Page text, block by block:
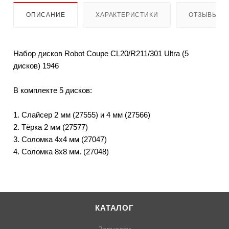
ОПИСАНИЕ ХАРАКТЕРИСТИКИ ОТЗЫВЫ
Набор дисков Robot Coupe CL20/R211/301 Ultra (5
дисков) 1946
В комплекте 5 дисков:
1. Слайсер 2 мм (27555) и 4 мм (27566)
2. Тёрка 2 мм (27577)
3. Соломка 4х4 мм (27047)
4. Соломка 8х8 мм. (27048)
КАТАЛОГ